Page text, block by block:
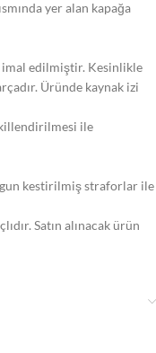
yer alan kapağa
imal edilmiştir. Kesinlikle
Üründe kaynak izi
ile
kestirilmiş straforlar ile
Satın alınacak ürün